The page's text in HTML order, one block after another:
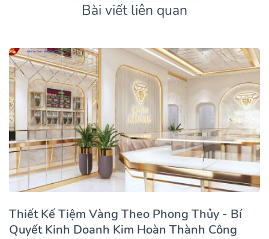
Bài viết liên quan
Thiết Kế Tiệm Vàng Theo Phong Thủy - Bí
Quyết Kinh Doanh Kim Hoàn Thành Công